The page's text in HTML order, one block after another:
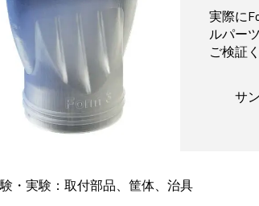
実際に
ルパー
ご検証
サ
・実験：取付部品、筐体、治具